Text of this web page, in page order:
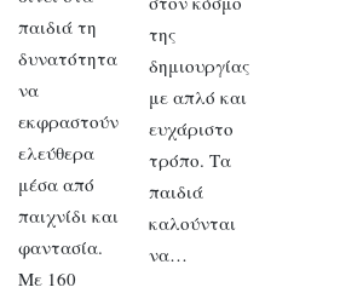
παιδιά τη
δυνατότητα
να
εκφραστούν
ελεύθερα
μέσα από
παιχνίδι και
φαντασία.
Με 160
της
δημιουργίας
με απλό και
ευχάριστο
τρόπο. Τα
παιδιά
καλούνται
να…